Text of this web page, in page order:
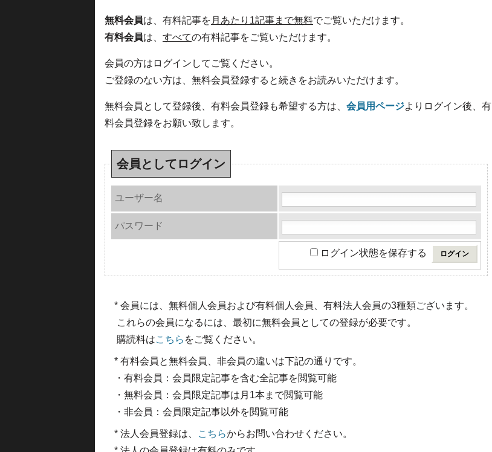
無料会員は、有料記事を 月あたり1記事まで無料でご覧いただけます。
有料会員は、 すべての有料記事をご覧いただけます。
会員の方はログインしてご覧ください。
ご登録のない方は、無料会員登録すると続きをお読みいただけます。
無料会員として登録後、有料会員登録も希望する方は、 会員用ページよりログイン後、有
料会員登録をお願い致します。
会員としてログイン
ユーザー名
パスワード
ログイン状態を保存する
* 会員には、無料個人会員および有料個人会員、有料法人会員の3種類ございます。
これらの会員になるには、最初に無料会員としての登録が必要です。
購読料はこちら をご覧ください。
* 有料会員と無料会員、非会員の違いは下記の通りです。
・有料会員：会員限定記事を含む全記事を閲覧可能
・無料会員：会員限定記事は月1本まで閲覧可能
・非会員：会員限定記事以外を閲覧可能
* 法人会員登録は、 こちらからお問い合わせください。